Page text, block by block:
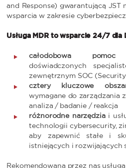
and Response) gwarantującą JST
wsparcia w zakresie
Usługa MDR to wsparcie 24/7 dla
całodobowa pomoc
doświadczonych
zewnętrznym SOC
cztery kluczowe
wymagane do zarządzania
analiza / badanie / reakcja
różnorodne narzędziai
technologii cybersecurity,
aby zapewnić stałe i
istniejących i rozwijających
Rekomendowana przez nas